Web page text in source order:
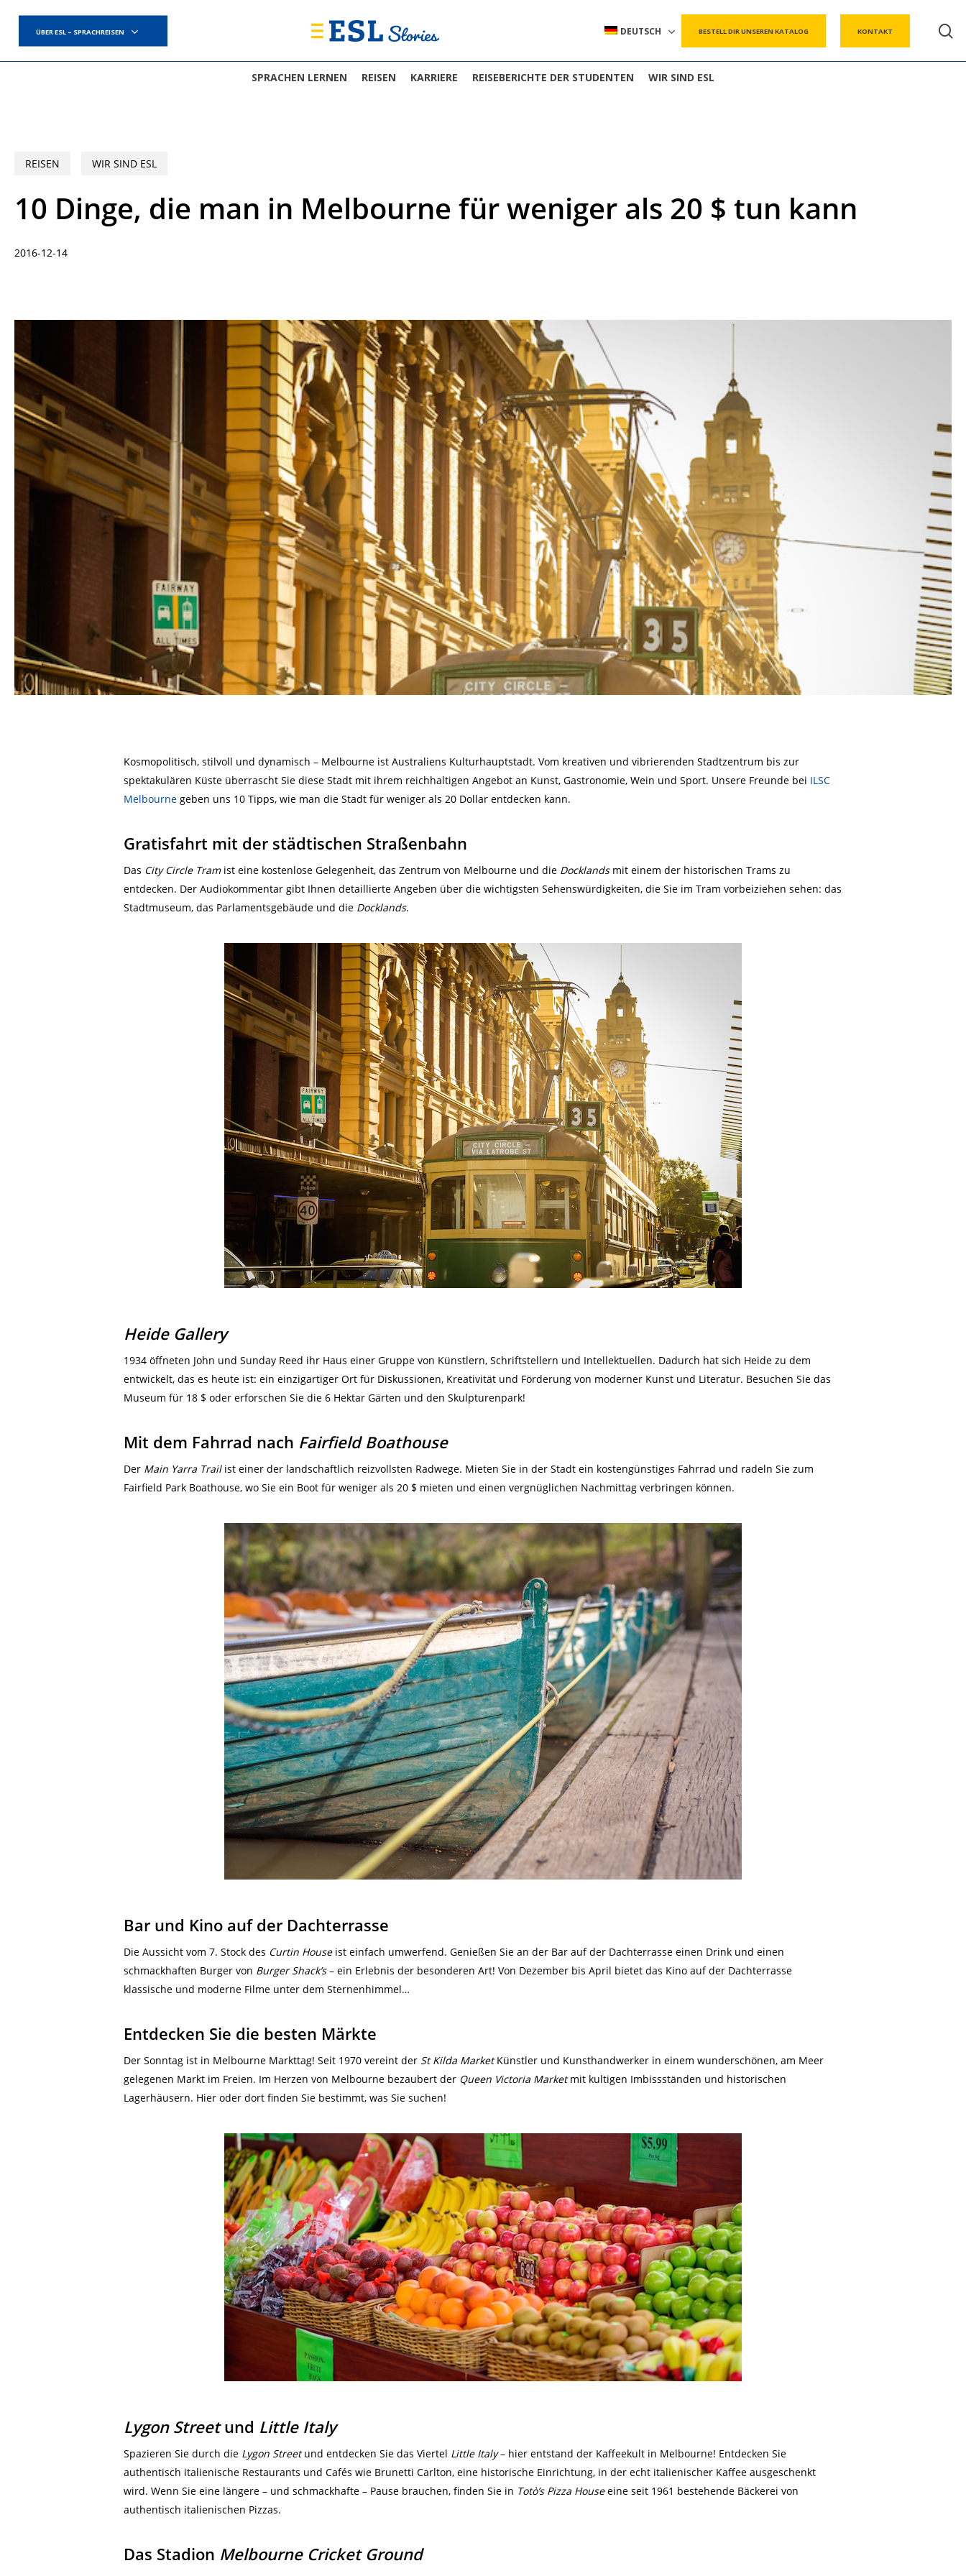
main
content
Hit enter to search or ESC to close
ÜBER ESL – SPRACHREISEN DEUTSCH BESTELL DIR UNSEREN KATALOG KONTAKT
SPRACHEN LERNEN REISEN KARRIERE REISEBERICHTE DER STUDENTEN WIR SIND ESL
REISEN WIR SIND ESL
10 Dinge, die man in Melbourne für weniger als 20 $ tun kann
2016-12-14
Kosmopolitisch, stilvoll und dynamisch – Melbourne ist Australiens Kulturhauptstadt. Vom kreativen und vibrierenden Stadtzentrum bis zur
spektakulären Küste überrascht Sie diese Stadt mit ihrem reichhaltigen Angebot an Kunst, Gastronomie, Wein und Sport. Unsere Freunde bei ILSC
Melbourne geben uns 10 Tipps, wie man die Stadt für weniger als 20 Dollar entdecken kann.
Gratisfahrt mit der städtischen Straßenbahn
Das City Circle Tramist eine kostenlose Gelegenheit, das Zentrum von Melbourne und die Docklandsmit einem der historischen Trams zu
entdecken. Der Audiokommentar gibt Ihnen detaillierte Angeben über die wichtigsten Sehenswürdigkeiten, die Sie im Tram vorbeiziehen sehen: das
Stadtmuseum, das Parlamentsgebäude und die Docklands.
Heide Gallery
1934 öffneten John und Sunday Reed ihr Haus einer Gruppe von Künstlern, Schriftstellern und Intellektuellen. Dadurch hat sich Heide zu dem
entwickelt, das es heute ist: ein einzigartiger Ort für Diskussionen, Kreativität und Förderung von moderner Kunst und Literatur. Besuchen Sie das
Museum für 18 $ oder erforschen Sie die 6 Hektar Gärten und den Skulpturenpark!
Mit dem Fahrrad nach Fairfield Boathouse
Der Main Yarra Trailist einer der landschaftlich reizvollsten Radwege. Mieten Sie in der Stadt ein kostengünstiges Fahrrad und radeln Sie zum
Fairfield Park Boathouse, wo Sie ein Boot für weniger als 20 $ mieten und einen vergnüglichen Nachmittag verbringen können.
Bar und Kino auf der Dachterrasse
Die Aussicht vom 7. Stock des Curtin Houseist einfach umwerfend. Genießen Sie an der Bar auf der Dachterrasse einen Drink und einen
schmackhaften Burger von Burger Shack’s– ein Erlebnis der besonderen Art! Von Dezember bis April bietet das Kino auf der Dachterrasse
klassische und moderne Filme unter dem Sternenhimmel…
Entdecken Sie die besten Märkte
Der Sonntag ist in Melbourne Markttag! Seit 1970 vereint der St Kilda MarketKünstler und Kunsthandwerker in einem wunderschönen, am Meer
gelegenen Markt im Freien. Im Herzen von Melbourne bezaubert der Queen Victoria Marketmit kultigen Imbissständen und historischen
Lagerhäusern. Hier oder dort finden Sie bestimmt, was Sie suchen!
Lygon Streetund Little Italy
Spazieren Sie durch die Lygon Streetund entdecken Sie das Viertel Little Italy– hier entstand der Kaffeekult in Melbourne! Entdecken Sie
authentisch italienische Restaurants und Cafés wie Brunetti Carlton, eine historische Einrichtung, in der echt italienischer Kaffee ausgeschenkt
wird. Wenn Sie eine längere – und schmackhafte – Pause brauchen, finden Sie in Totò’s Pizza Houseeine seit 1961 bestehende Bäckerei von
authentisch italienischen Pizzas.
Das Stadion Melbourne Cricket Ground